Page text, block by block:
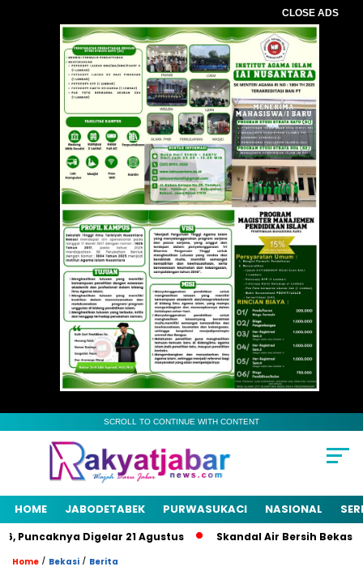
CLOSE ADS
SCROLL TO CONTINUE WITH CONTENT
HOME JABODETABEK PURWASUKACI NASIONAL
Puncaknya Digelar 21 Agustus Skandal Air Bersih Bekasi! 3
Home / Bekasi / Berita